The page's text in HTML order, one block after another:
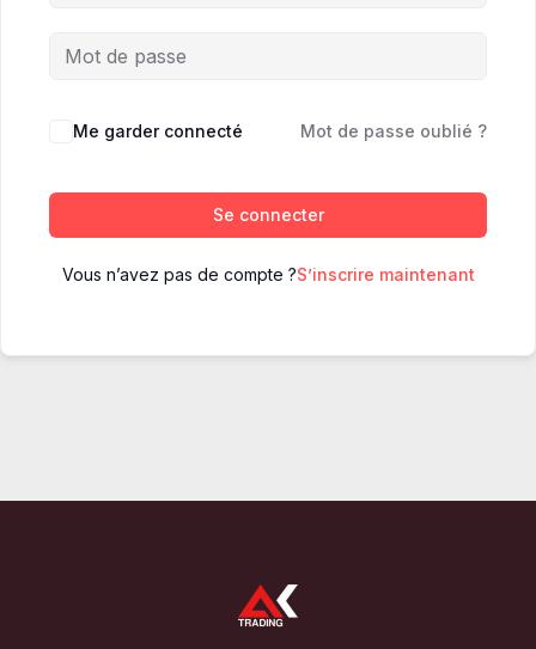
Me garder connecté Mot de passe oublié ?
Se connecter
Vous n’avez pas de compte ?S’inscrire maintenant